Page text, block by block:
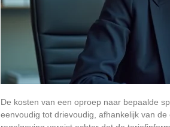
De kosten van een oproep naar bepaalde
eenvoudig tot drievoudig, afhankelijk van